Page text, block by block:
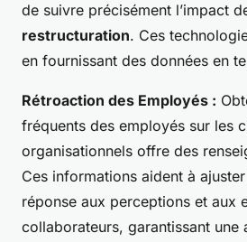
de suivre précisément l’impact
restructuration. Ces
en fournissant des données en
Rétroaction des Employés :
fréquents des employés sur les
organisationnels offre des
Ces informations aident à
réponse aux perceptions et aux
collaborateurs, garantissant